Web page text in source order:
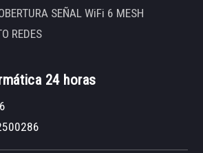
SEÑAL WiFi 6 MESH
REDES
24 horas